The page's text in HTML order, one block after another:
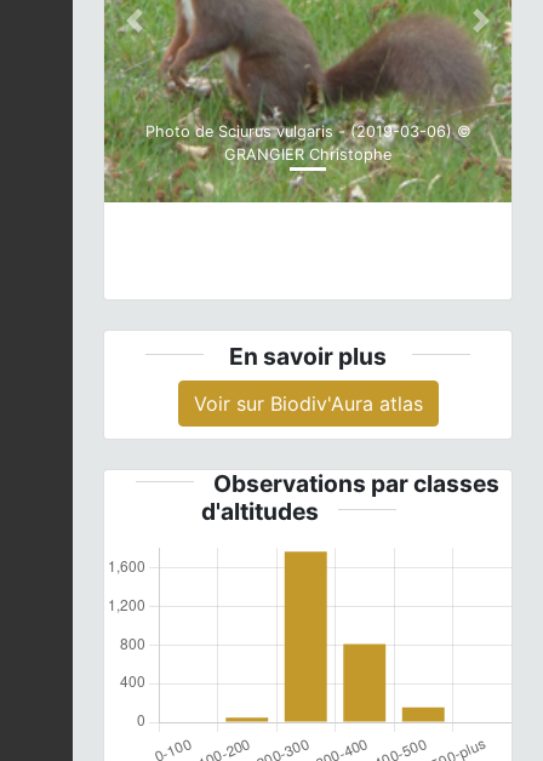
Photo de Sciurus vulgaris - (2019-03-06) ©
GRANGIER Christophe
Previous Next
En savoir plus
Voir sur Biodiv'Aura atlas
Observations par classes
d'altitudes